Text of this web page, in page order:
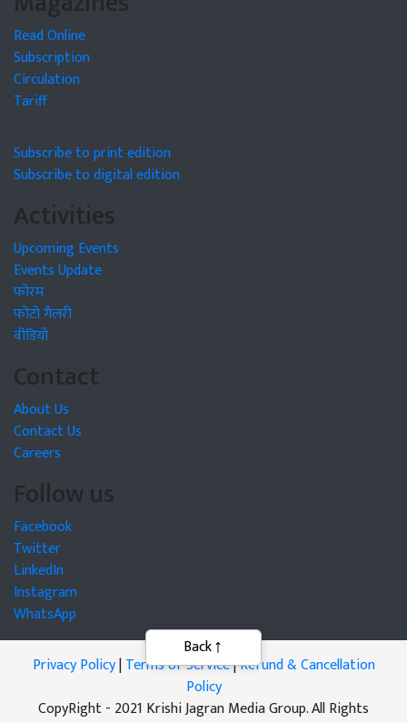
Read Online
Subscription
Circulation
Tariff
Subscribe to print edition
Subscribe to digital edition
Activities
Upcoming Events
Events Update
फोरम
फोटो गैलरी
वीडियो
Contact
About Us
Contact Us
Careers
Follow us
Facebook
Twitter
LinkedIn
Instagram
WhatsApp
Privacy Policy|Terms of Service|Refund & Cancellation
Policy
CopyRight - 2021 Krishi Jagran Media Group. All Rights